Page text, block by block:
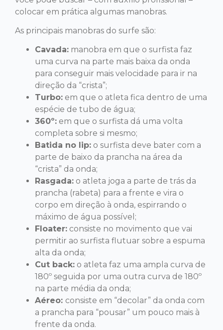
colocar em prática algumas manobras.
As principais manobras do surfe são:
Cavada: manobra em que o surfista faz
uma curva na parte mais baixa da onda
para conseguir mais velocidade para ir na
direção da “crista”;
Turbo: em que o atleta fica dentro de uma
espécie de tubo de água;
360º: em que o surfista dá uma volta
completa sobre si mesmo;
Batida no lip: o surfista deve bater com a
parte de baixo da prancha na área da
“crista” da onda;
Rasgada: o atleta joga a parte de trás da
prancha (rabeta) para a frente e vira o
corpo em direção à onda, espirrando o
máximo de água possível;
Floater: consiste no movimento que vai
permitir ao surfista flutuar sobre a espuma
alta da onda;
Cut back: o atleta faz uma ampla curva de
180º seguida por uma outra curva de 180º
na parte média da onda;
Aéreo: consiste em “decolar” da onda com
a prancha para “pousar” um pouco mais à
frente da onda.